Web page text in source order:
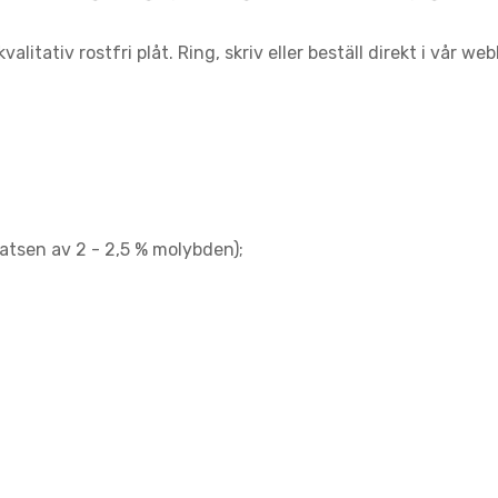
rostfri plåt. Ring, skriv eller beställ direkt i vår
av 2 - 2,5 % molybden);